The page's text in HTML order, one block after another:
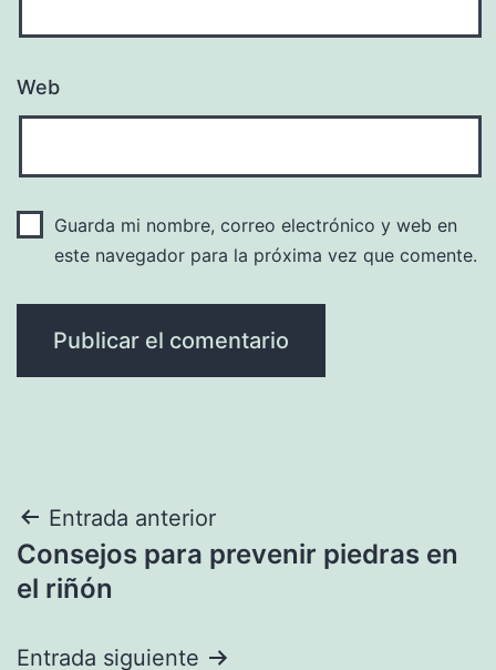
Web
Guarda mi nombre, correo electrónico y web en
este navegador para la próxima vez que comente.
Navegación
de
Entrada anterior
Consejos para prevenir piedras en
el riñón
Entrada siguiente